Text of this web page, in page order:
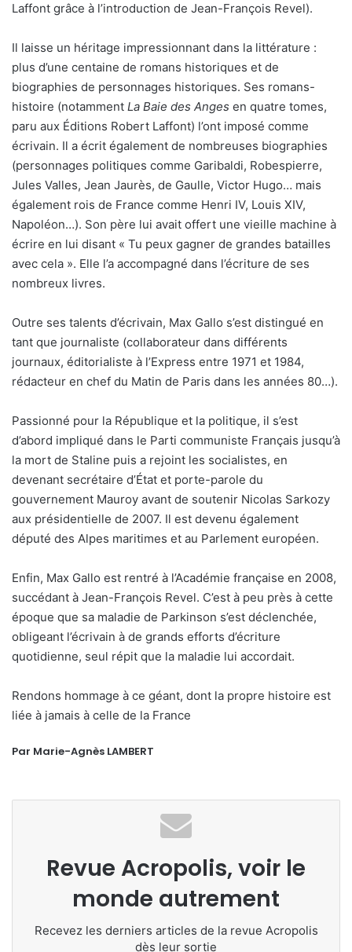
Laffont grâce à l’introduction de Jean-François Revel).
Il laisse un héritage impressionnant dans la littérature :
plus d’une centaine de romans historiques et de
biographies de personnages historiques. Ses romans-
histoire (notamment La Baie des Anges en quatre tomes,
paru aux Éditions Robert Laffont) l’ont imposé comme
écrivain. Il a écrit également de nombreuses biographies
(personnages politiques comme Garibaldi, Robespierre,
Jules Valles, Jean Jaurès, de Gaulle, Victor Hugo… mais
également rois de France comme Henri IV, Louis XIV,
Napoléon…). Son père lui avait offert une vieille machine à
écrire en lui disant « Tu peux gagner de grandes batailles
avec cela ». Elle l’a accompagné dans l’écriture de ses
nombreux livres.
Outre ses talents d’écrivain, Max Gallo s’est distingué en
tant que journaliste (collaborateur dans différents
journaux, éditorialiste à l’Express entre 1971 et 1984,
rédacteur en chef du Matin de Paris dans les années 80…).
Passionné pour la République et la politique, il s’est
d’abord impliqué dans le Parti communiste Français jusqu’à
la mort de Staline puis a rejoint les socialistes, en
devenant secrétaire d’État et porte-parole du
gouvernement Mauroy avant de soutenir Nicolas Sarkozy
aux présidentielle de 2007. Il est devenu également
député des Alpes maritimes et au Parlement européen.
Enfin, Max Gallo est rentré à l’Académie française en 2008,
succédant à Jean-François Revel. C’est à peu près à cette
époque que sa maladie de Parkinson s’est déclenchée,
obligeant l’écrivain à de grands efforts d’écriture
quotidienne, seul répit que la maladie lui accordait.
Rendons hommage à ce géant, dont la propre histoire est
liée à jamais à celle de la France
Par Marie-Agnès LAMBERT
Revue Acropolis, voir le
monde autrement
Recevez les derniers articles de la revue Acropolis
dès leur sortie